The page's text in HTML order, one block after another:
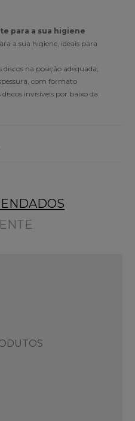
para a sua higiene
a sua higiene, ideais para
na posição adequada;
com formato
invisíveis por baixo da